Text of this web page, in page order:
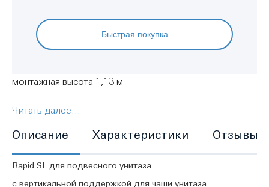
Быстрая покупка
монтажная высота 1,13 м
крепежный материал
Читать далее...
Описание
Rapid SL для подвесного унитаза
с вертикальной поддержкой для чаши унитаза
Характеристики Отзывы